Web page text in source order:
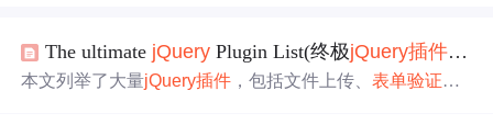
The ultimate jQuery Plugin List(终极jQuery插件列表
本文列举了大量jQuery插件 ，包括文件上传、表单验证、